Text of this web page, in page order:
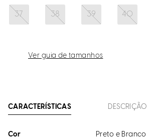
37 38 39 40
Ver guia de tamanhos
CARACTERÍSTICAS DESCRIÇÃO
Cor Preto e Branco